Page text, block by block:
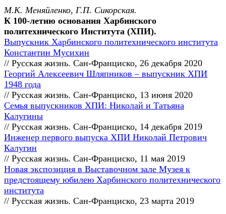
М.К. Меняйленко, Г.П. Сикорская.
К 100-летию основания Харбинского
политехнического Института (ХПИ).
Выпускник Харбинского политехнического института
Константин Мусихин
// Русская жизнь. Сан-Франциско, 26 декабря 2020
Георгий Алексеевич Шляпников – выпускник ХПИ
1948 года
// Русская жизнь. Сан-Франциско, 13 июня 2020
Семья выпускников ХПИ: Николай и Татьяна
Калугины
// Русская жизнь. Сан-Франциско, 14 декабря 2019
Инженер первого выпуска ХПИ Николай Петрович
Калугин
// Русская жизнь. Сан-Франциско, 11 мая 2019
Новая экспозиция в Выставочном зале Музея к
предстоящему юбилею Харбинского политехнического
института
// Русская жизнь. Сан-Франциско, 23 марта 2019